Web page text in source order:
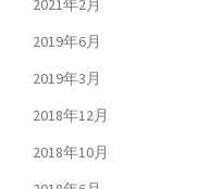
2021年2月
2019年6月
2019年3月
2018年12月
2018年10月